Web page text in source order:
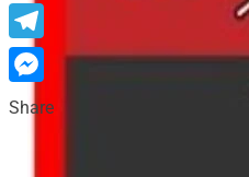
WhatsApp
Telegram
Messenger
Share